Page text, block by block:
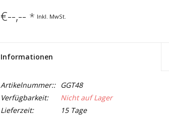
€--,-- * Inkl. MwSt.
Informationen
Artikelnummer::
GGT48
Verfügbarkeit:
Nicht auf Lager
Lieferzeit:
15 Tage